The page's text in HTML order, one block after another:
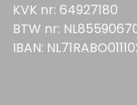
KVK nr: 64927180
BTW nr:
IBAN: